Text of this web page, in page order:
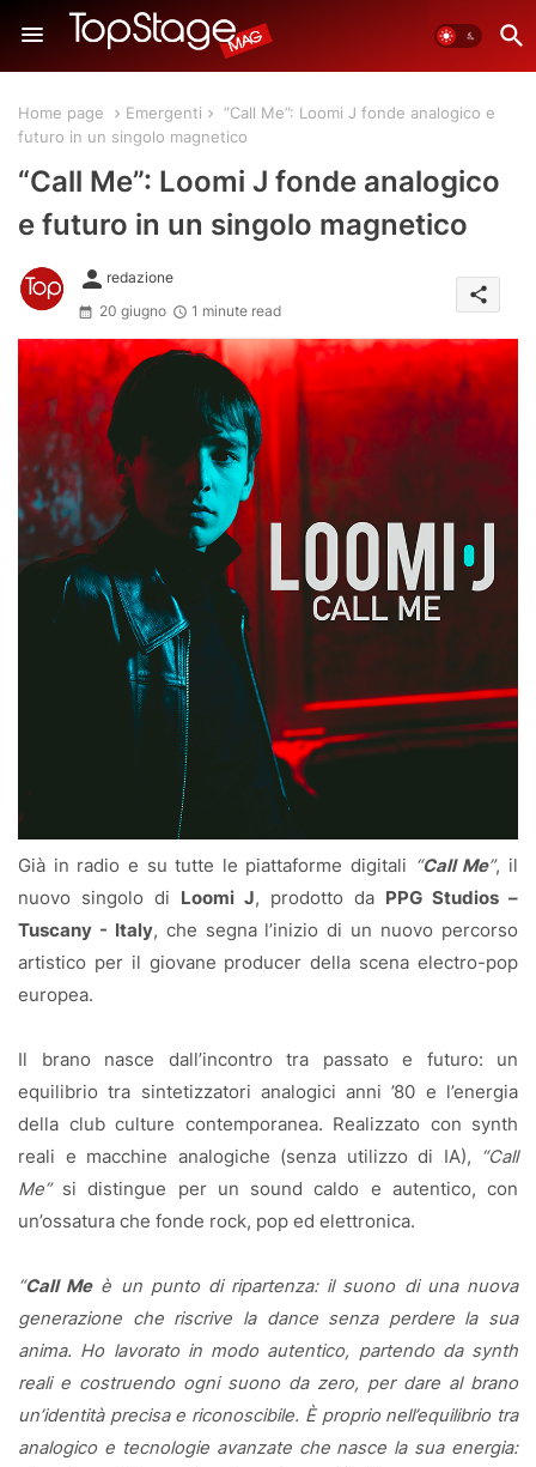
Home page Emergenti
“Call Me”: Loomi J fonde analogico e
futuro in un singolo magnetico
“Call Me”: Loomi J fonde analogico
e futuro in un singolo magnetico
person redazione
20 giugno
1 minute read
share
Già in radio e su tutte le piattaforme digitali “Call Me”, il
nuovo singolo di Loomi J, prodotto da PPG Studios –
Tuscany - Italy, che segna l’inizio di un nuovo percorso
artistico per il giovane producer della scena electro-pop
europea.
Il brano nasce dall’incontro tra passato e futuro: un
equilibrio tra sintetizzatori analogici anni ’80 e l’energia
della club culture contemporanea. Realizzato con synth
reali e macchine analogiche (senza utilizzo di IA),
“Call
Me”si distingue per un sound caldo e autentico, con
un’ossatura che fonde rock, pop ed elettronica.
“Call Meè un punto di ripartenza: il suono di una nuova
generazione che riscrive la dance senza perdere la sua
anima. Ho lavorato in modo autentico, partendo da synth
reali e costruendo ogni suono da zero, per dare al brano
un’identità precisa e riconoscibile. È proprio nell’equilibrio tra
analogico e tecnologie avanzate che nasce la sua energia: